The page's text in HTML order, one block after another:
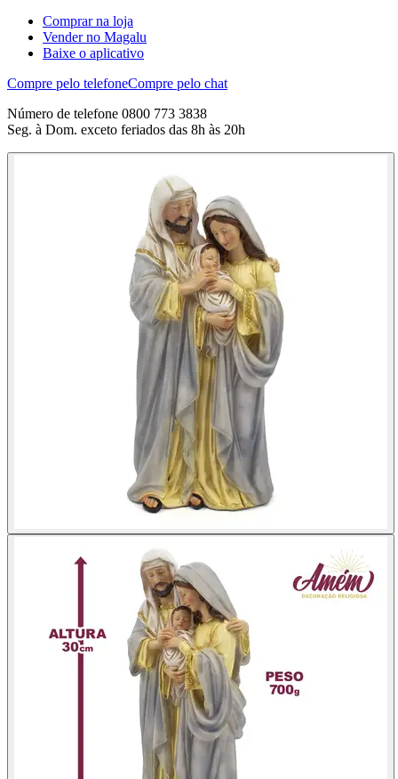
Comprar na loja
Vender no Magalu
Baixe o aplicativo
Compre pelo telefoneCompre pelo chat
Número de telefone 0800 773 3838
Seg. à Dom. exceto feriados das 8h às 20h